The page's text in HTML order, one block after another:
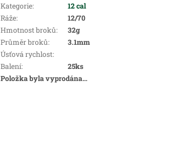
Kategorie:
12 cal
Ráže:
12/70
Hmotnost broků:
32g
Průměr broků:
3.1mm
Úsťová rychlost:
Balení:
25ks
Položka byla vyprodána…